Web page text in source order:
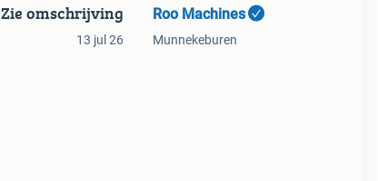
Zie omschrijving
13 jul 26
Roo Machines
Munnekeburen